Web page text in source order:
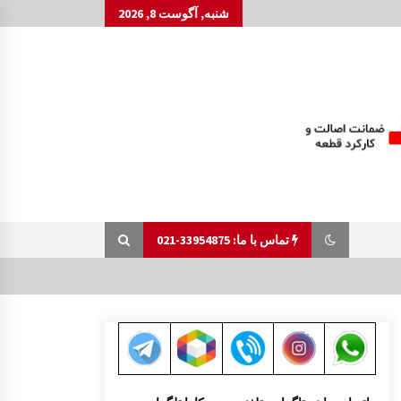
شنبه, آگوست 8, 2026
تماس با ما: 33954875-021
قاب باطری مزدا 323 GLX , FL
9:29 ق.ظ